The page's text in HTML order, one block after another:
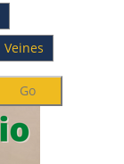
Veines